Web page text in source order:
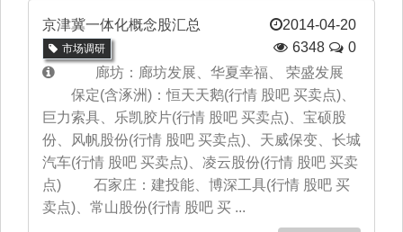
京津冀一体化概念股汇总 2014-04-20
市场调研 6348
0
廊坊：廊坊发展、华夏幸福、 荣盛发展
保定(含涿洲)：恒天天鹅(行情 股吧 买卖点)、
巨力索具、乐凯胶片(行情 股吧 买卖点)、宝硕股
份、风帆股份(行情 股吧 买卖点)、天威保变、长城
汽车(行情 股吧 买卖点)、凌云股份(行情 股吧 买卖
点) 石家庄：建投能、博深工具(行情 股吧 买
卖点)、常山股份(行情 股吧 买 ...